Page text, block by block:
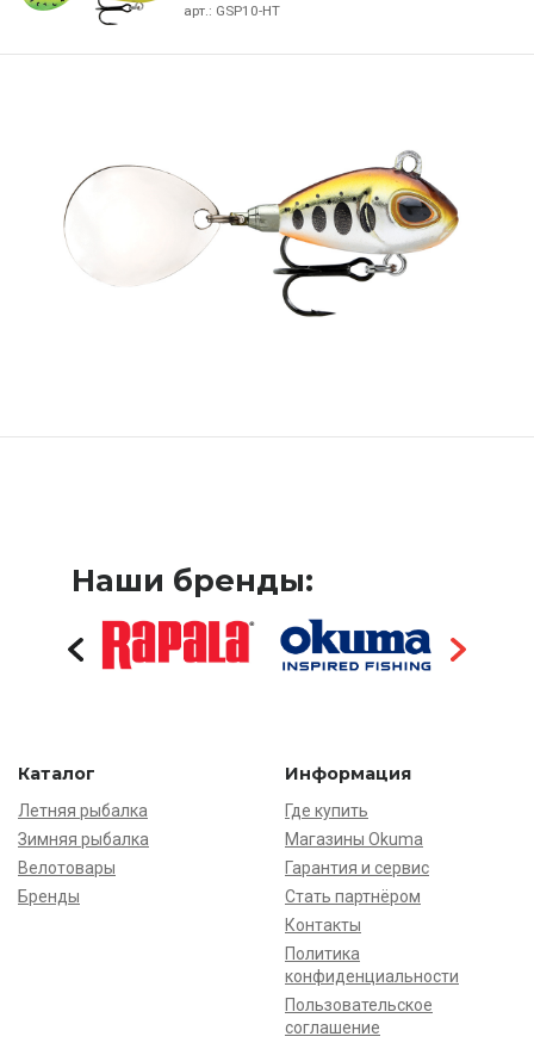
арт.: GSP10-HT
Наши бренды:
Каталог
Летняя рыбалка
Зимняя рыбалка
Велотовары
Бренды
Информация
Где купить
Магазины Okuma
Гарантия и сервис
Стать партнёром
Контакты
Политика
конфиденциальности
Пользовательское
соглашение